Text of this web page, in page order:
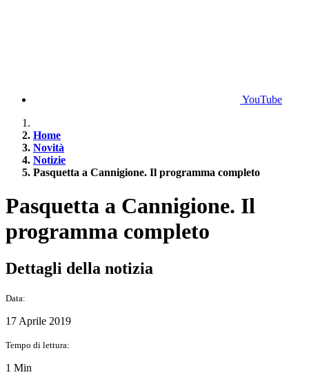
YouTube
Home
Novità
Notizie
Pasquetta a Cannigione. Il programma completo
Pasquetta a Cannigione. Il
programma completo
Dettagli della notizia
Data:
17 Aprile 2019
Tempo di lettura:
1 Min